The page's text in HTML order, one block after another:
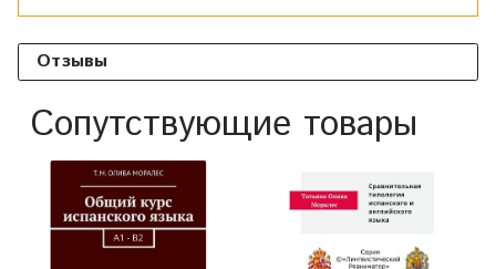
Отзывы
Сопутствующие товары